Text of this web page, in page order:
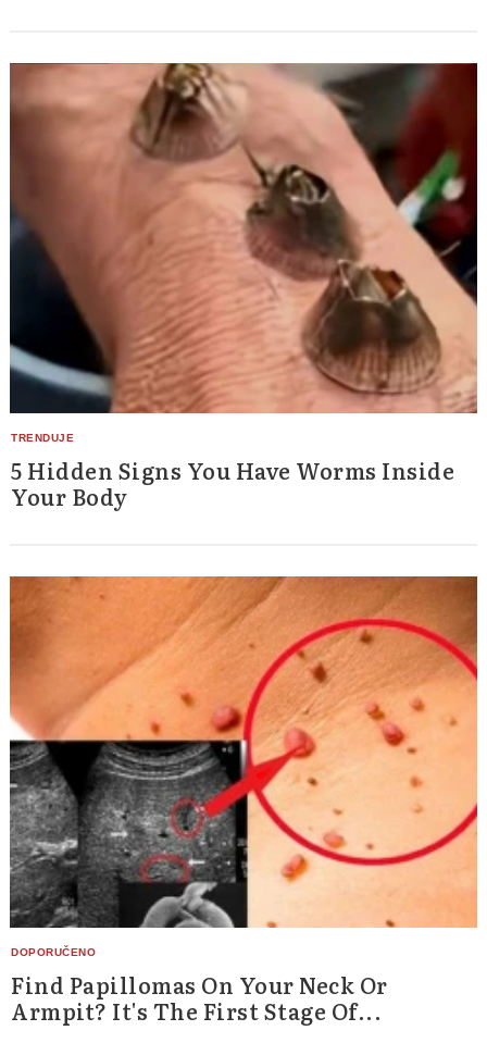
5 Hidden Signs You Have Worms Inside
Your Body
Find Papillomas On Your Neck Or
Armpit? It's The First Stage Of...